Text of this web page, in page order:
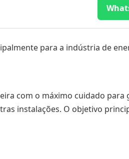
para a indústria de
com o máximo cuidado para
instalações. O objetivo